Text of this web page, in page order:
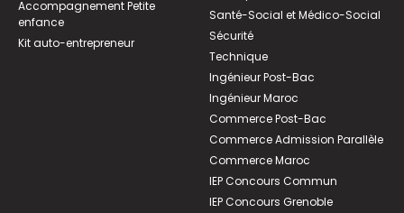
Accompagnement Petite
enfance
Kit auto-entrepreneur
Santé-Social et Médico-Social
Sécurité
Technique
Ingénieur Post-Bac
Ingénieur Maroc
Commerce Post-Bac
Commerce Admission Parallèle
Commerce Maroc
IEP Concours Commun
IEP Concours Grenoble